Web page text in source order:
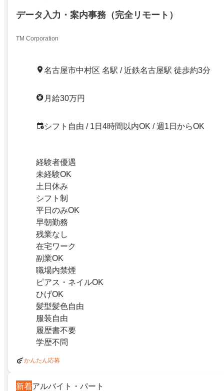
データ入力・案内事務（完全リモート）
TM Corporation
名古屋市中村区 名駅 / 近鉄名古屋駅 徒歩約3分
月給30万円
シフト自由 / 1日4時間以内OK / 週1日からOK
経験者優遇
未経験OK
土日休み
シフト制
平日のみOK
早朝勤務
残業なし
在宅ワーク
副業OK
職場内禁煙
ピアス・ネイルOK
ひげOK
髪型髪色自由
服装自由
履歴書不要
学歴不問
かんたん応募
新着アルバイト・パート